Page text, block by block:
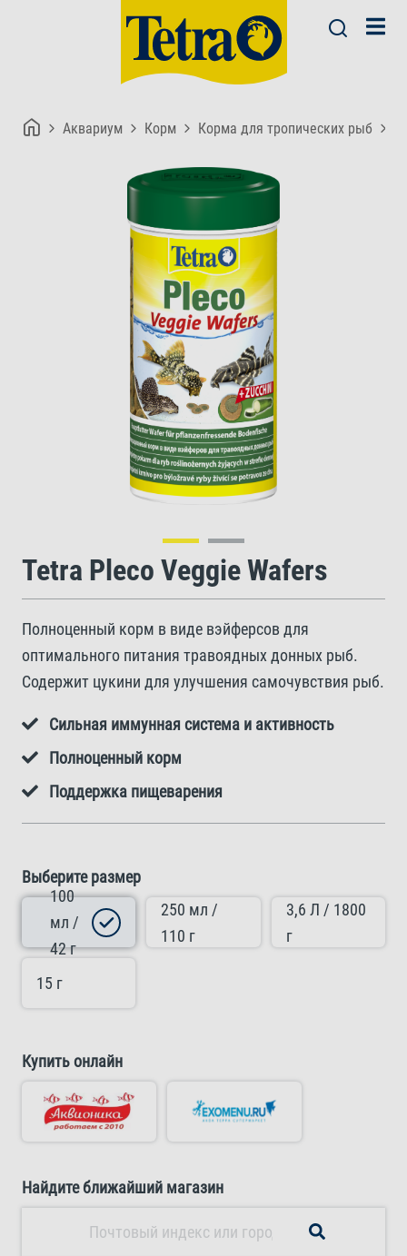
Аквариум Корм Корма для тропических рыб
Tetra Pleco Veggie Wafers
Полноценный корм в виде вэйферсов для
оптимального питания травоядных донных рыб.
Содержит цукини для улучшения самочувствия рыб.
Сильная иммунная система и активность
Полноценный корм
Поддержка пищеварения
Выберите размер
100
мл /
42 г
250 мл /
110 г
3,6 Л / 1800
г
15 г
Купить онлайн
Найдите ближайший магазин